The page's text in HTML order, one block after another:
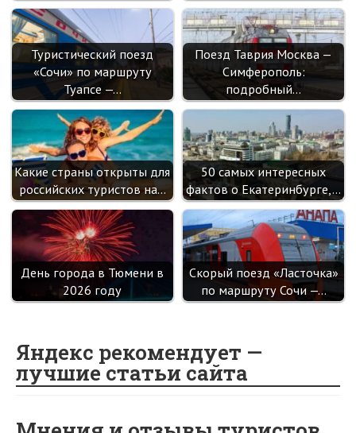
Туристический поезд
«Сочи» по маршруту
Туапсе —…
Поезд Таврия Москва —
Симферополь:
подробный…
Какие страны открыты для
российских туристов на…
50 самых интересных
фактов о Екатеринбурге,…
День города в Тюмени в
2026 году
Скорый поезд «Ласточка»
по маршруту Сочи —…
Яндекс рекомендует —
лучшие статьи сайта